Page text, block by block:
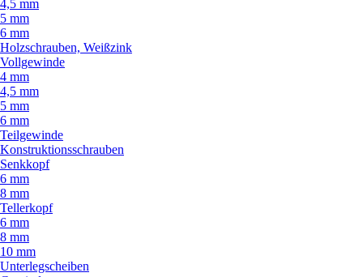
4,5 mm
5 mm
6 mm
Holzschrauben, Weißzink
Vollgewinde
4 mm
4,5 mm
5 mm
6 mm
Teilgewinde
Konstruktionsschrauben
Senkkopf
6 mm
8 mm
Tellerkopf
6 mm
8 mm
10 mm
Unterlegscheiben